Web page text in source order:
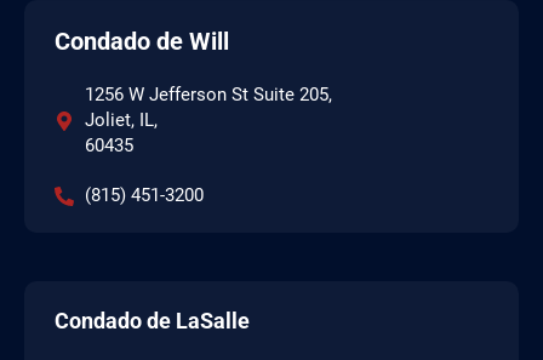
Condado de Will
1256 W Jefferson St Suite 205,
Joliet, IL,
60435
(815) 451-3200
Condado de LaSalle